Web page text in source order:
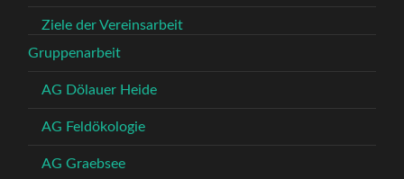
Ziele der Vereinsarbeit
Gruppenarbeit
AG Dölauer Heide
AG Feldökologie
AG Graebsee